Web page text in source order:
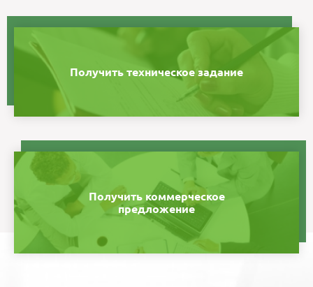
Получить техническое задание
Получить коммерческое
предложение